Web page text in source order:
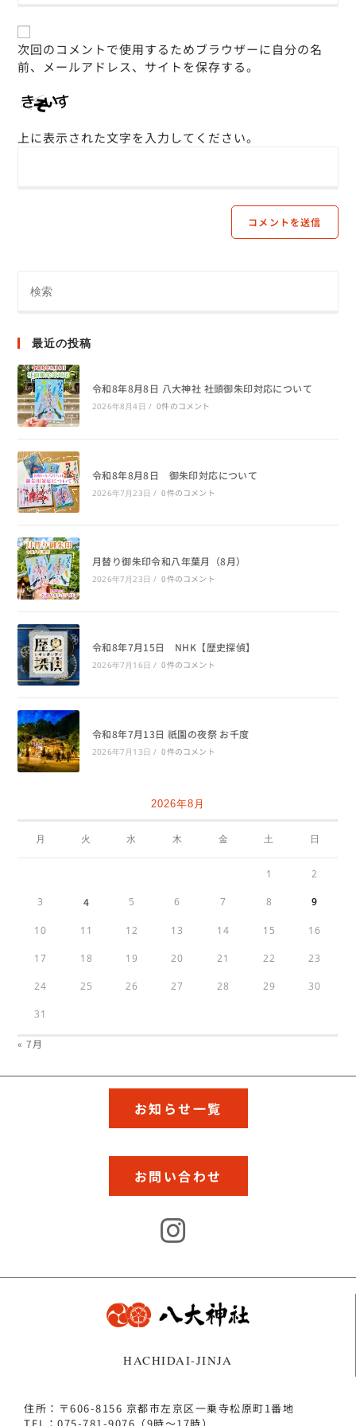
次回のコメントで使用するためブラウザーに自分の名
前、メールアドレス、サイトを保存する。
上に表示された文字を入力してください。
最近の投稿
令和8年8月8日 八大神社 社頭御朱印対応について
2026年8月4日 / 0件のコメント
令和8年8月8日 御朱印対応について
2026年7月23日 / 0件のコメント
月替り御朱印令和八年葉月（8月）
2026年7月23日 / 0件のコメント
令和8年7月15日 NHK【歴史探偵】
2026年7月16日 / 0件のコメント
令和8年7月13日 祇園の夜祭 お千度
2026年7月13日 / 0件のコメント
2026年8月
月 火 水 木 金 土 日
1 2
3 4 5 6 7 8 9
10 11 12 13 14 15 16
17 18 19 20 21 22 23
24 25 26 27 28 29 30
31
« 7月
お知らせ一覧
お問い合わせ
HACHIDAI-JINJA
住所：〒606-8156 京都市左京区一乗寺松原町1番地